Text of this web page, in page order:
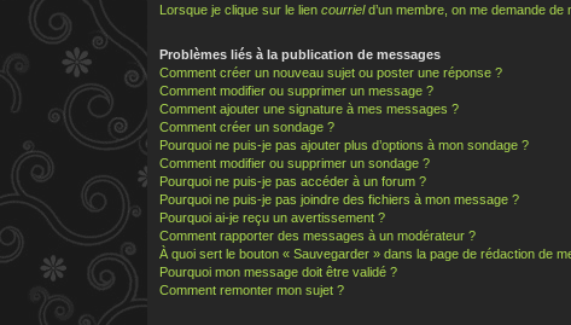
Lorsque je clique sur le lien courrield’un membre, on me demande de
Problèmes liés à la publication de messages
Comment créer un nouveau sujet ou poster une réponse ?
Comment modifier ou supprimer un message ?
Comment ajouter une signature à mes messages ?
Comment créer un sondage ?
Pourquoi ne puis-je pas ajouter plus d’options à mon sondage ?
Comment modifier ou supprimer un sondage ?
Pourquoi ne puis-je pas accéder à un forum ?
Pourquoi ne puis-je pas joindre des fichiers à mon message ?
Pourquoi ai-je reçu un avertissement ?
Comment rapporter des messages à un modérateur ?
À quoi sert le bouton « Sauvegarder » dans la page de rédaction de
Pourquoi mon message doit être validé ?
Comment remonter mon sujet ?